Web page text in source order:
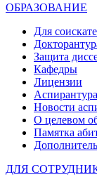
ОБРАЗОВАНИЕ
Для
Защита
Кафедры
Лицензии
Аспирантура
Новости
О целевом
Памятка
ДЛЯ